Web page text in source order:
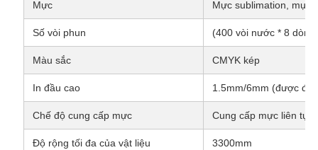
Mực Mực sublimation, mực
Số vòi phun (400 vòi nước * 8
Màu sắc CMYK kép
In đầu cao 1.5mm/6mm (được
Chế độ cung cấp mực Cung cấp mực liên tục
Độ rộng tối đa của vật liệu 3300mm